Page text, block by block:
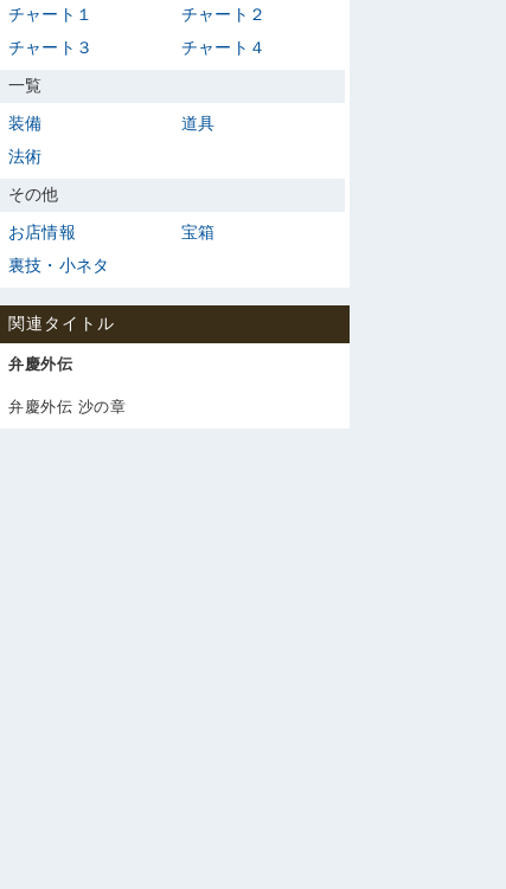
チャート１
チャート２
チャート３
チャート４
一覧
装備
道具
法術
その他
お店情報
宝箱
裏技・小ネタ
関連タイトル
弁慶外伝
弁慶外伝 沙の章